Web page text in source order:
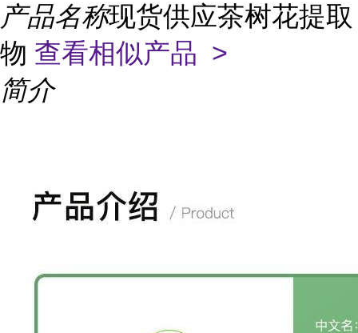
产品名称现货供应茶树花提取
物 查看相似产品 >
简介